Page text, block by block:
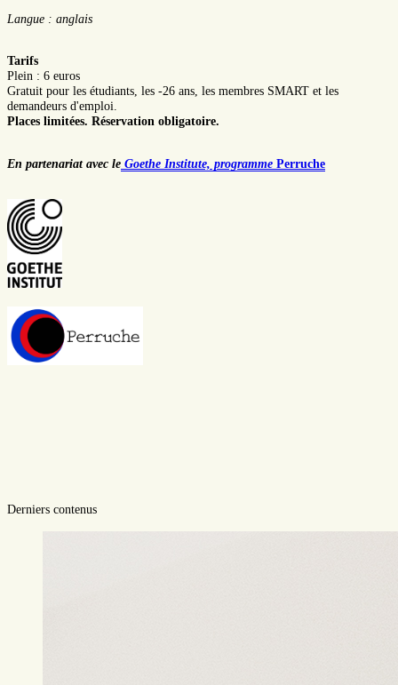
Langue : anglais
Tarifs
Plein : 6 euros
Gratuit pour les étudiants, les -26 ans, les membres SMART et les
demandeurs d'emploi.
Places limitées. Réservation obligatoire.
En partenariat avec le Goethe Institute, programme Perruche
Derniers contenus